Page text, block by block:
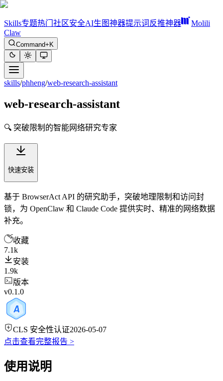
Skills专题热门 社区安全AI生图神器提示词反推神器
Molili
Claw
Command+K
skills/phheng/web-research-assistant
web-research-assistant
🔍 突破限制的智能网络研究专家
快速安装
基于 BrowserAct API 的研究助手，突破地理限制和访问封
锁，为 OpenClaw 和 Claude Code 提供实时、精准的网络数据
补充。
收藏
7.1k
安装
1.9k
版本
v0.1.0
CLS 安全性认证2026-05-07
点击查看完整报告 >
使用说明